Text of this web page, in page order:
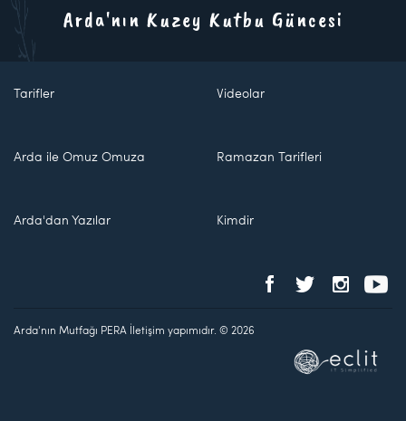
Arda'nın Kuzey Kutbu Güncesi
Tarifler Videolar
Arda ile Omuz Omuza Ramazan Tarifleri
Arda'dan Yazılar Kimdir
Arda'nın Mutfağı PERA İletişim yapımıdır. © 2026